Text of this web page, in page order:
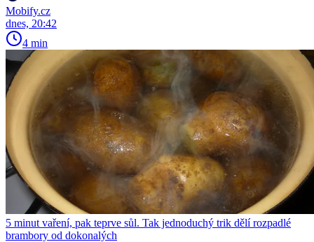
Mobify.cz
dnes, 20:42
4 min
5 minut vaření, pak teprve sůl. Tak jednoduchý trik dělí rozpadlé
brambory od dokonalých